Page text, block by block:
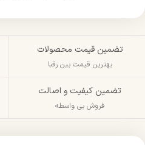
تضمین قیمت محصولات
بهترین قیمت بین رقبا
تضمین کیفیت و اصالت
فروش بی واسطه